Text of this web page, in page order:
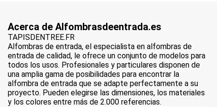
Acerca de Alfombrasdeentrada.es
TAPISDENTREE.FR
Alfombras de entrada, el especialista en alfombras de
entrada de calidad, le ofrece un conjunto de modelos para
todos los usos. Profesionales y particulares disponen de
una amplia gama de posibilidades para encontrar la
alfombra de entrada que se adapte perfectamente a su
proyecto. Pueden elegirse las dimensiones, los materiales
y los colores entre más de 2.000 referencias.